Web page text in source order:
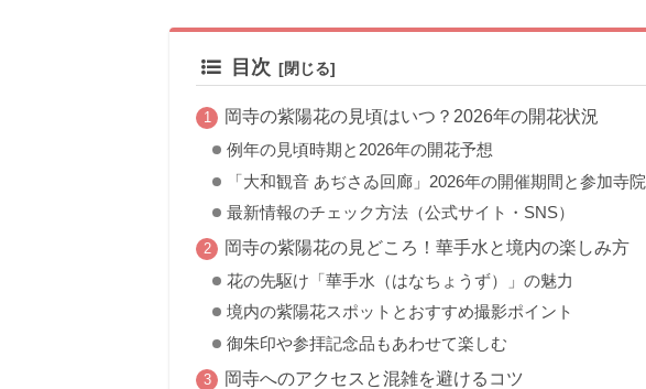
目次
岡寺の紫陽花の見頃はいつ？2026年の開花状況
例年の見頃時期と2026年の開花予想
「大和観音 あぢさゐ回廊」2026年の開催期間と参加寺院
最新情報のチェック方法（公式サイト・SNS）
岡寺の紫陽花の見どころ！華手水と境内の楽しみ方
花の先駆け「華手水（はなちょうず）」の魅力
境内の紫陽花スポットとおすすめ撮影ポイント
御朱印や参拝記念品もあわせて楽しむ
岡寺へのアクセスと混雑を避けるコツ